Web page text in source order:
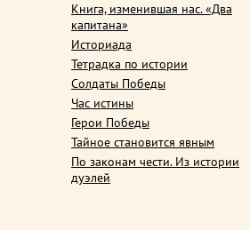
Книга, изменившая нас. «Два
капитана»
Историада
Тетрадка по истории
Солдаты Победы
Час истины
Герои Победы
Тайное становится явным
По законам чести. Из истории
дуэлей